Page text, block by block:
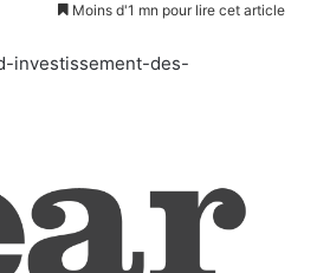
Moins d'1 mn pour lire cet article
investissement-des-